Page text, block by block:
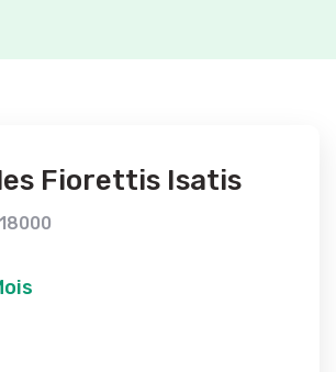
Fiorettis Isatis